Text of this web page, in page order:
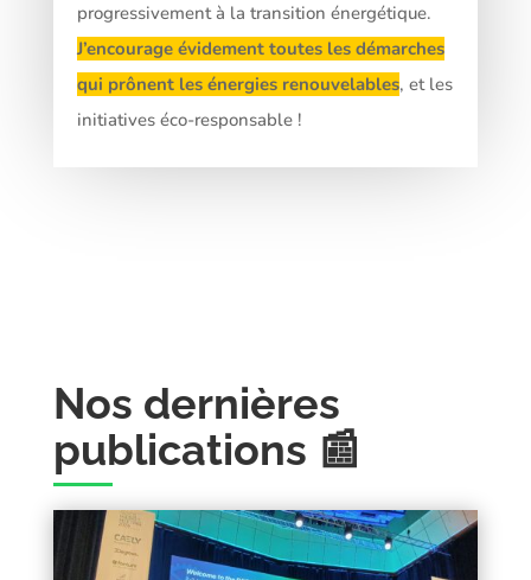
progressivement à la transition énergétique.
J’encourage évidement toutes les démarches
qui prônent les énergies renouvelables, et les
initiatives éco-responsable !
Nos dernières
publications 📰